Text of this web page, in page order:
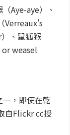
Aye-aye）、
Verreaux's
、鼠狐猴
weasel
一，即使在乾
自Flickr cc授